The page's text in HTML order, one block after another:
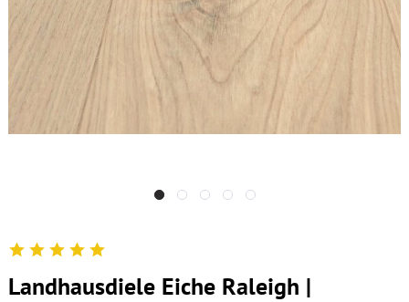
Landhausdiele Eiche Raleigh |